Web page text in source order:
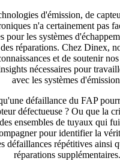
d'émission, de
n'a certainement pas
pour les systèmes
réparations. Chez Dinex,
et de soutenir
nécessaires pour
avec les systèmes
défaillance du FAP
défectueuse ? Ou que la
ensembles de tuyaux qui
pour identifier la
défaillances répétitives ainsi
réparations supplémentaires.